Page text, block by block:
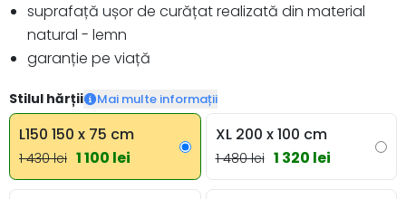
suprafață ușor de curățat realizată din material
natural - lemn
garanție pe viață
Stilul hărții Mai multe informații
L150 150 x 75 cm
1 430 lei 1 100 lei
XL 200 x 100 cm
1 480 lei 1 320 lei